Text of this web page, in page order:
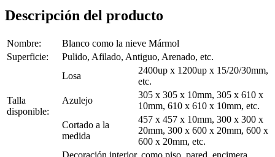
Descripción del producto
Nombre:
Blanco como la nieve Mármol
Superficie:
Pulido, Afilado, Antiguo, Arenado, etc.
Talla
disponible:
Losa
2400up x 1200up x 15/20/30mm,
etc.
Azulejo
305 x 305 x 10mm, 305 x 610 x
10mm, 610 x 610 x 10mm, etc.
Cortado a la
medida
457 x 457 x 10mm, 300 x 300 x
20mm, 300 x 600 x 20mm, 600 x
600 x 20mm, etc.
Decoración interior, como piso, pared, encimera,